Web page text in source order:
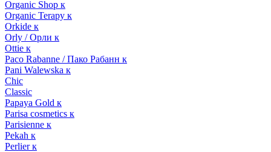
Organic Shop к
Organic Terapy к
Orkide к
Orly / Орли к
Ottie к
Paco Rabanne / Пако Рабанн к
Pani Walewska к
Chic
Classic
Papaya Gold к
Parisa cosmetics к
Parisienne к
Pekah к
Perlier к